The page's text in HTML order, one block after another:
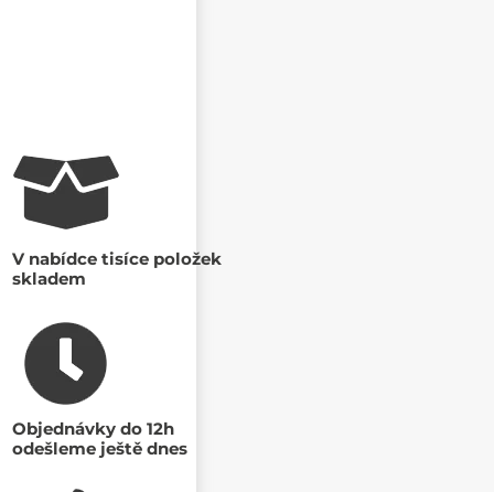
V nabídce tisíce položek
skladem
Objednávky do 12h
odešleme ještě dnes